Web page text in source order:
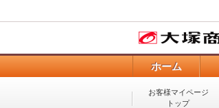
ホーム
お客様マイページ
トップ